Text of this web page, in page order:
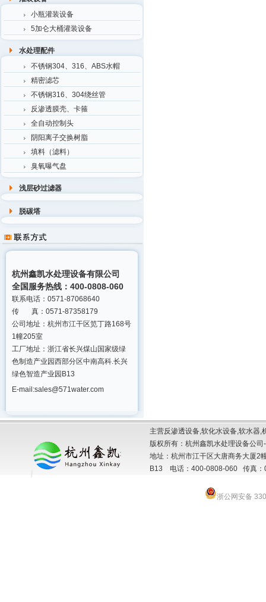
小瓶灌装设备
5加仑大桶灌装设备
水处理配件
不锈钢304、316、ABS水帽
精密滤芯
不锈钢316、304绕丝管
反渗透膜壳、卡箍
全自动控制头
阴阳离子交换树脂
填料（滤料）
臭氧曝气盘
浅层砂过滤器
脱碳塔
杭州鑫凯水处理设备有限公司
全国服务热线：400-0808-060
联系电话：0571-87068640
传 真：0571-87358179
公司地址：杭州市江干区笕丁路168号
1幢205室
工厂地址：浙江省长兴煤山国家级绿
色制造产业园西部分区中南高科.长兴
绿色智造产业园B13
E-mail:sales@571water.com
主营反渗透设备,软化水设备,软水器
版权所有：杭州鑫凯水处理设备公
地址：杭州市江干区大唐商务大厦2
B13 电话：400-0808-060 传真：
浙公网安备